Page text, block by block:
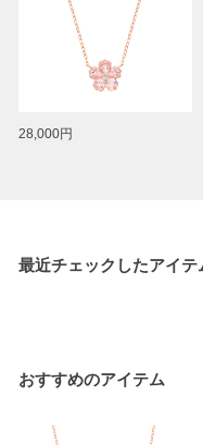
28,000円
最近チェックしたアイテ
おすすめのアイテム